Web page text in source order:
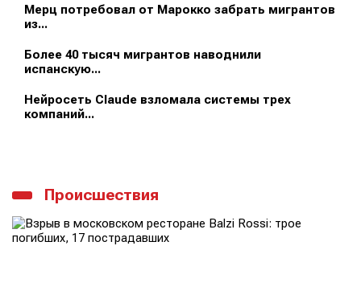
Мерц потребовал от Марокко забрать мигрантов
из...
Более 40 тысяч мигрантов наводнили
испанскую...
Нейросеть Claude взломала системы трех
компаний...
Происшествия